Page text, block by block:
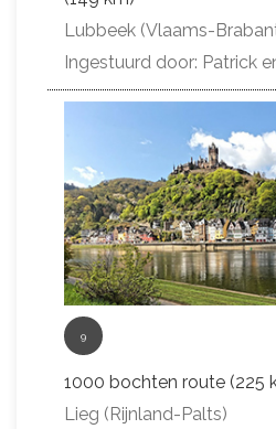
Lubbeek (Vlaams-
Ingestuurd door: Patrick
9
1000 bochten route (225
Lieg (Rijnland-Palts)